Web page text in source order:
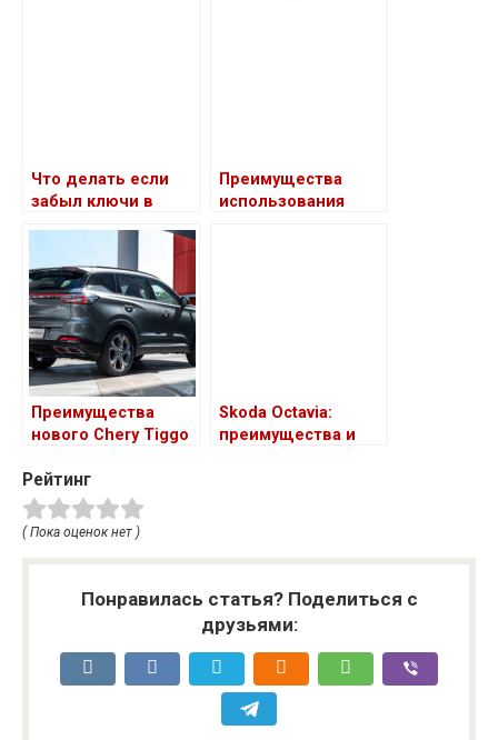
Что делать если
забыл ключи в
Преимущества
использования
Преимущества
нового Chery Tiggo
Skoda Octavia:
преимущества и
Рейтинг
( Пока оценок нет )
Понравилась статья? Поделиться с
друзьями: